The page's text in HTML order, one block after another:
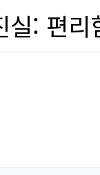
실: 편